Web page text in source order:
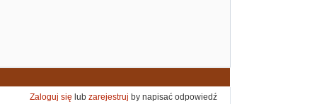
Zaloguj się lub zarejestruj by napisać odpowiedź